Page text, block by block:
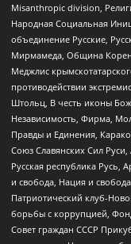
Misanthropic division,
Народная Социальная
объединение Русские,
Мирмамеда, Община
Меджлис
противодействии
Штольц, В честь иконы
Независимость, Фирма,
Правды и Единения,
Союз Славянских Сил Руси,
Русская республика Русь,
и свобода, Нация и
Патриотический клуб-
борьбы с коррупцией,
Совет граждан СССР